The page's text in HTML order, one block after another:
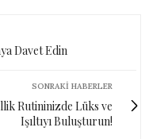
Davet Edin
SONRAKI HABERLER
Rutininizde Lüks ve
Işıltıyı Buluşturun!